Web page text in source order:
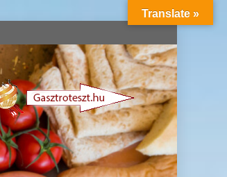
Translate »